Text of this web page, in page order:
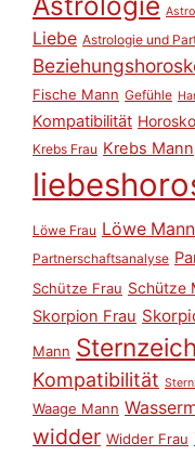
Liebe Astrologie und
Fische Mann Gefühle
Kompatibilität
Krebs Frau Krebs Mann
Löwe Frau Löwe Mann
Partnerschaftsanalyse
Schütze Frau Schütze
Skorpion Frau
Mann
Kompatibilität
Waage Mann
widder Widder Frau